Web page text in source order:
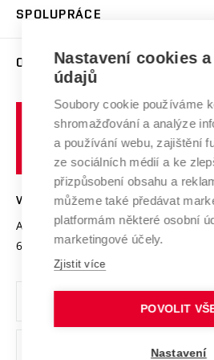
Celoživotní vzdělávání
E-přihláška
Harmonogram akademického roku
Závěrečné práce
Doktorské studium
Zpracování osobních údajů studentů
Sociální bezpečí
Studium bez bariér
Podpora podnikání
Mezinárodní vědecká rada
Systém zajišťování kvality výzkumu
Výzkumné infrastruktury
Transfer znalostí
Open Science
Projekty
Projekty ze strukturálních fondů
Specifický výzkum
SPOLUPRÁCE
Zahraniční spolupráce
Spolupráce se školami
Služby univerzity
Mezinárodní dohody
Univerzitní sítě
O UNIVERZITĚ
Profil univerzity
Udržitelná univerzita
Podnikavá univerzita / ContriBUTe
Bezpečná univerzita
Vyznamenání
Organizační struktura
Ochrana osobních údajů
VYSOKÉ UČENÍ TECHNICKÉ V BRNĚ
Antonínská 548/1
602 00 Brno
www.vut.cz
vut@vutbr.cz
Nastavení cookies
údajů
Soubory cookie používáme
shromažďování a analýze
a používání webu, zajištění
ze sociálních médií a ke
přizpůsobení obsahu a
můžeme také předávat
platformám některé osobní
marketingové účely.
Zjistit více
POVOLIT
Nastavení